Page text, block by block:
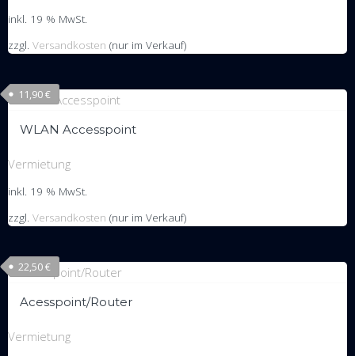
inkl. 19 % MwSt.
zzgl. Versandkosten (nur im Verkauf)
WLAN Accesspoint
11,90€
Vermietung
inkl. 19 % MwSt.
zzgl. Versandkosten (nur im Verkauf)
Acesspoint/Router
22,50€
Vermietung